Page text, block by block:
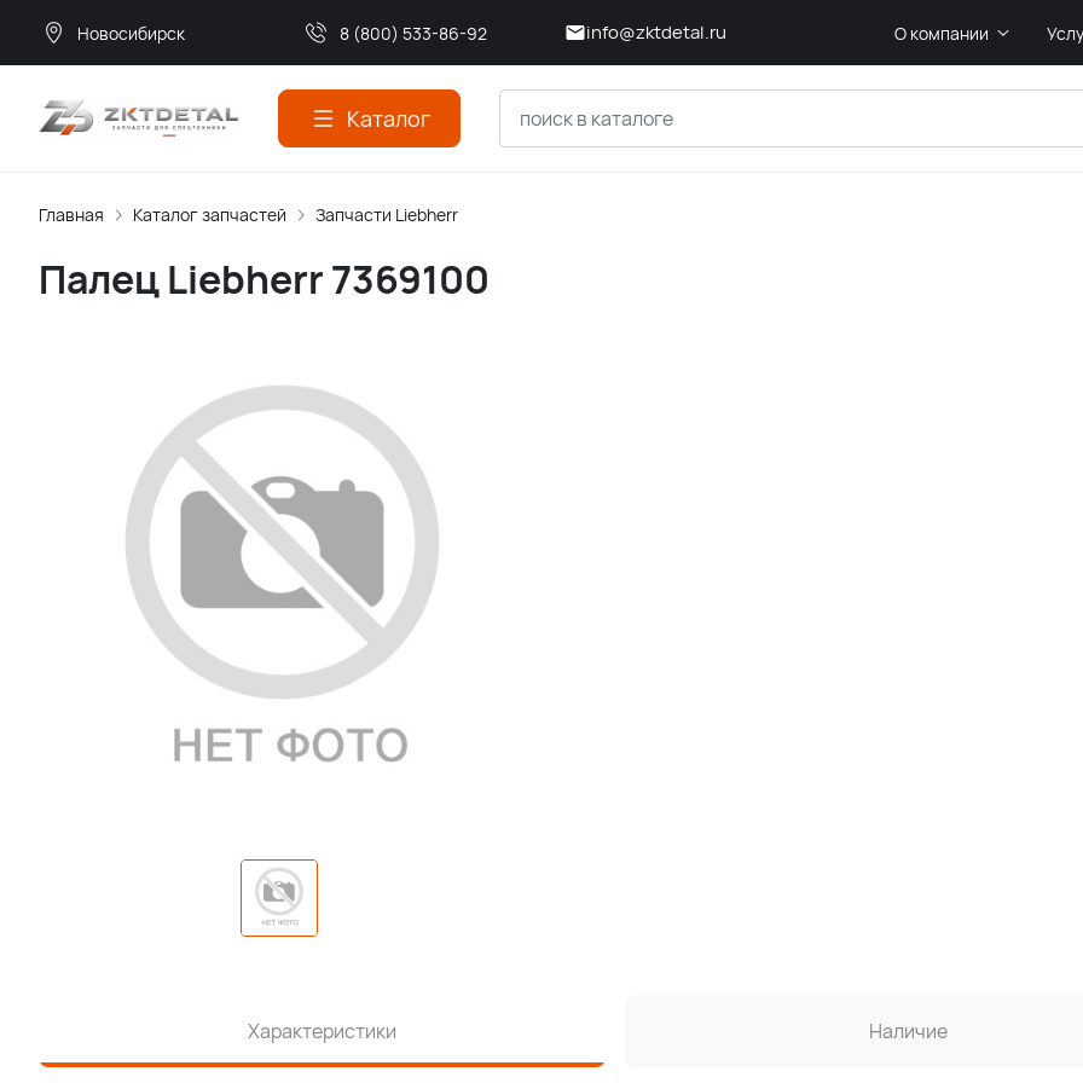
Новосибирск 8 (800) 533-86-92 info@zktdetal.ru О компании
Каталог
Главная Каталог запчастей Запчасти Liebherr
Палец Liebherr 7369100
Характеристики Наличие